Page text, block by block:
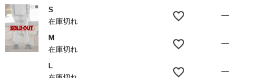
S
在庫切れ
—
M
在庫切れ
—
L
—